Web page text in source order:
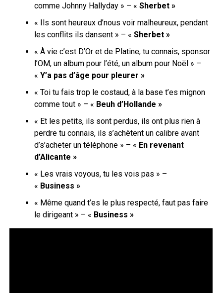
comme Johnny Hallyday » – « Sherbet »
« Ils sont heureux d’nous voir malheureux, pendant
les conflits ils dansent » – « Sherbet »
« À vie c’est D’Or et de Platine, tu connais, sponsor
l’OM, un album pour l’été, un album pour Noël » –
« Y’a pas d’âge pour pleurer »
« Toi tu fais trop le costaud, à la base t’es mignon
comme tout » – « Beuh d’Hollande »
« Et les petits, ils sont perdus, ils ont plus rien à
perdre tu connais, ils s’achètent un calibre avant
d’s’acheter un téléphone » – « En revenant
d’Alicante »
« Les vrais voyous, tu les vois pas » –
« Business »
« Même quand t’es le plus respecté, faut pas faire
le dirigeant » – « Business »